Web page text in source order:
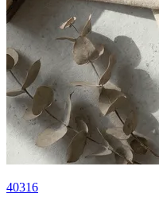
40316